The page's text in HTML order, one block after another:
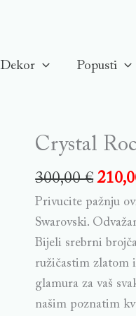
Dekor Popusti
Crystal
300,00€
Privucite pažnju
Swarovski.
Bijeli srebrni
ružičastim zlatom
glamura za vaš
našim poznatim